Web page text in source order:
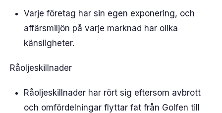
Varje företag har sin egen exponering, och
affärsmiljön på varje marknad har olika
känsligheter.
Råoljeskillnader
Råoljeskillnader har rört sig eftersom avbrott
och omfördelningar flyttar fat från Golfen till